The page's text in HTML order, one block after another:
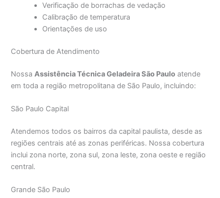
Verificação de borrachas de vedação
Calibração de temperatura
Orientações de uso
Cobertura de Atendimento
NossaAssistência Técnica Geladeira São Paulo atende
em toda a região metropolitana de São Paulo, incluindo:
São Paulo Capital
Atendemos todos os bairros da capital paulista, desde as
regiões centrais até as zonas periféricas. Nossa cobertura
inclui zona norte, zona sul, zona leste, zona oeste e região
central.
Grande São Paulo